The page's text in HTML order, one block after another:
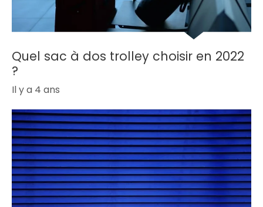
Quel sac à dos trolley choisir en 2022
?
Il y a 4 ans